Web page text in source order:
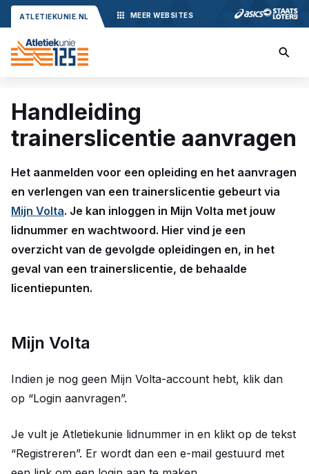
ATLETIEKUNIE.NL MEER WEBSITES
Handleiding
trainerslicentie aanvragen
Het aanmelden voor een opleiding en het aanvragen
en verlengen van een trainerslicentie gebeurt via
Mijn Volta. Je kan inloggen in Mijn Volta met jouw
lidnummer en wachtwoord. Hier vind je een
overzicht van de gevolgde opleidingen en, in het
geval van een trainerslicentie, de behaalde
licentiepunten.
Mijn Volta
Indien je nog geen Mijn Volta-account hebt, klik dan
op “Login aanvragen”.
Je vult je Atletiekunie lidnummer in en klikt op de tekst
“Registreren”. Er wordt dan een e-mail gestuurd met